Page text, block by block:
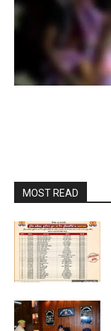
MOST READ